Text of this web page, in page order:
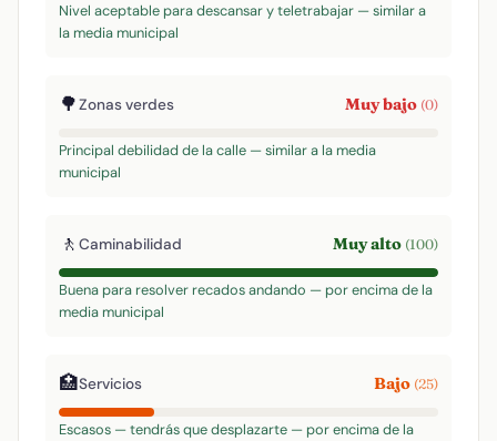
Nivel aceptable para descansar y teletrabajar — similar a
la media municipal
🌳Zonas verdes Muy bajo (0)
Principal debilidad de la calle — similar a la media
municipal
🚶 Caminabilidad Muy alto (100)
Buena para resolver recados andando — por encima de la
media municipal
🏥Servicios Bajo (25)
Escasos — tendrás que desplazarte — por encima de la